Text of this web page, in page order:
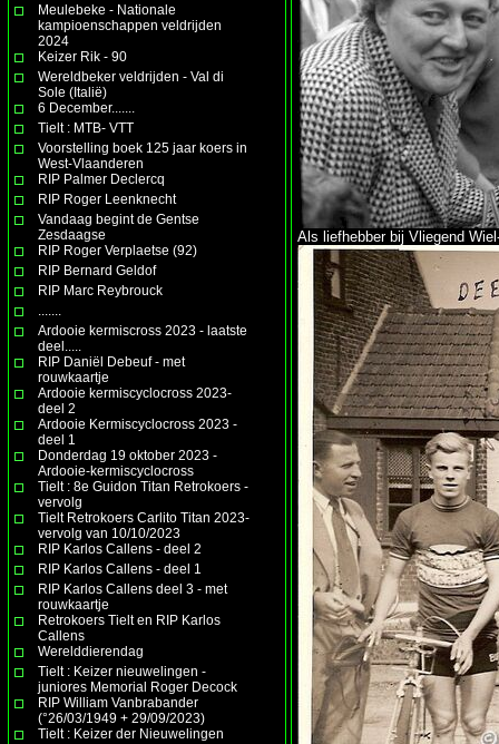
Meulebeke - Nationale
kampioenschappen veldrijden
2024
Keizer Rik - 90
Wereldbeker veldrijden - Val di
Sole (Italië)
6 December.......
Tielt : MTB- VTT
Voorstelling boek 125 jaar koers in
West-Vlaanderen
RIP Palmer Declercq
RIP Roger Leenknecht
Vandaag begint de Gentse
Zesdaagse
RIP Roger Verplaetse (92)
RIP Bernard Geldof
RIP Marc Reybrouck
Ardooie kermiscross 2023 - laatste
deel.....
RIP Daniël Debeuf - met
rouwkaartje
Ardooie kermiscyclocross 2023-
deel 2
Ardooie Kermiscyclocross 2023 -
deel 1
Donderdag 19 oktober 2023 -
Ardooie-kermiscyclocross
Tielt : 8e Guidon Titan Retrokoers -
vervolg
Tielt Retrokoers Carlito Titan 2023-
vervolg van 10/10/2023
RIP Karlos Callens - deel 2
RIP Karlos Callens - deel 1
RIP Karlos Callens deel 3 - met
rouwkaartje
Retrokoers Tielt en RIP Karlos
Callens
Werelddierendag
Tielt : Keizer nieuwelingen -
juniores Memorial Roger Decock
RIP William Vanbrabander
(°26/03/1949 + 29/09/2023)
Tielt : Keizer der Nieuwelingen
Als liefhebber bij Vliegend